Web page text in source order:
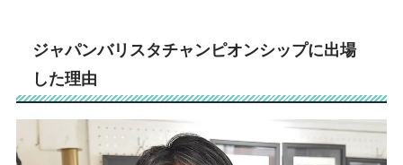
ジャパンバリスタチャンピオンシップに出場
した理由